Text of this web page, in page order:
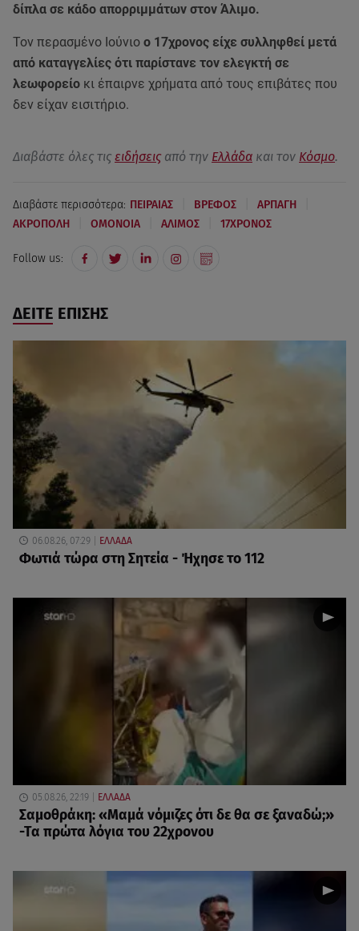
δίπλα σε κάδο απορριμμάτων στον Άλιμο.
Τον περασμένο Ιούνιο ο 17χρονος είχε συλληφθεί μετά
από καταγγελίες ότι παρίστανε τον ελεγκτή σε
λεωφορείο κι έπαιρνε χρήματα από τους επιβάτες που
δεν είχαν εισιτήριο.
Διαβάστε όλες τις ειδήσεις από την Ελλάδα και τον Κόσμο.
Διαβάστε περισσότερα: ΠΕΙΡΑΙΑΣ ΒΡΕΦΟΣ ΑΡΠΑΓΗ
ΑΚΡΟΠΟΛΗ ΟΜΟΝΟΙΑ ΑΛΙΜΟΣ 17ΧΡΟΝΟΣ
Follow us:
ΔΕΙΤΕ ΕΠΙΣΗΣ
06.08.26, 07:29 ΕΛΛΑΔΑ
Φωτιά τώρα στη Σητεία - Ήχησε το 112
05.08.26, 22:19 ΕΛΛΑΔΑ
Σαμοθράκη: «Μαμά νόμιζες ότι δε θα σε ξαναδώ;»
-Τα πρώτα λόγια του 22χρονου